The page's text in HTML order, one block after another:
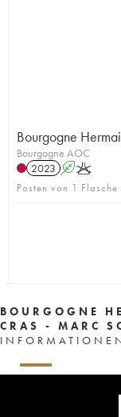
Bourgogne
Bourgogne AOC
2023 AK
Posten von 1
BOURGOGNE
CRAS - MARC